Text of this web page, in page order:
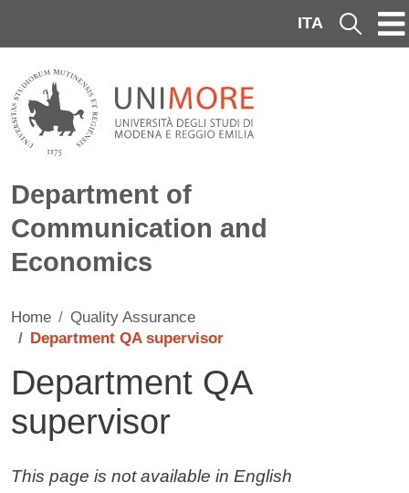
ITA Cerca
Department of
Communication and
Economics
Home
Quality Assurance
Department QA supervisor
Department QA
supervisor
Contenuto
This page is not available in English